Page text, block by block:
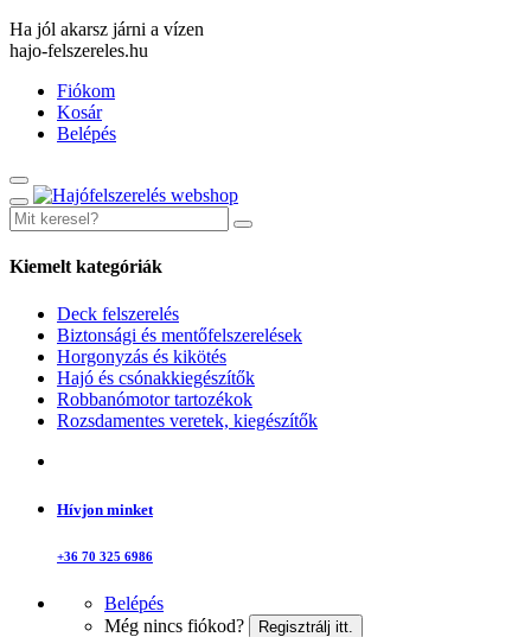
Ha jól akarsz járni a vízen
hajo-felszereles.hu
Fiókom
Kosár
Belépés
Kiemelt kategóriák
Deck felszerelés
Biztonsági és mentőfelszerelések
Horgonyzás és kikötés
Hajó és csónakkiegészítők
Robbanómotor tartozékok
Rozsdamentes veretek, kiegészítők
Hívjon minket
+36 70 325 6986
Belépés
Még nincs fiókod?
Regisztrálj itt.